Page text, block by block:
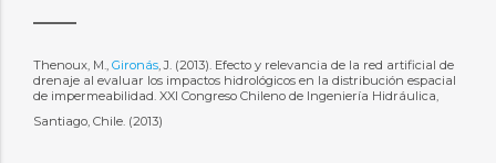
Thenoux, M., Gironás, J. (2013). Efecto y relevancia de la red artificial de
drenaje al evaluar los impactos hidrológicos en la distribución espacial
de impermeabilidad. XXI Congreso Chileno de Ingeniería Hidráulica,
Santiago, Chile. (2013)